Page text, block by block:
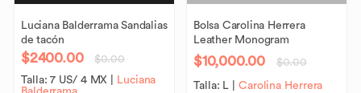
Luciana Balderrama Sandalias
de tacón
$2400.00
$0.00
Talla:7 US/ 4 MX
Luciana
Bolsa Carolina Herrera
Leather Monogram
$10,000.00 $0.00
Talla: L Carolina Herrera